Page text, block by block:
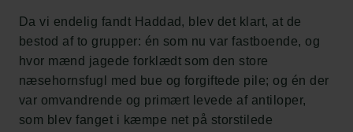
Da vi endelig fandt Haddad, blev det klart, at de
bestod af to grupper: én som nu var fastboende, og
hvor mænd jagede forklædt som den store
næsehornsfugl med bue og forgiftede pile; og én der
var omvandrende og primært levede af antiloper,
som blev fanget i kæmpe net på storstilede